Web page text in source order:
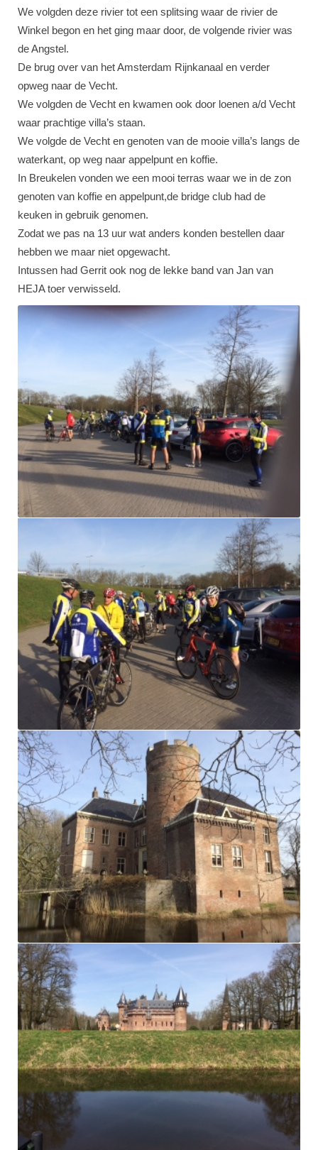
We volgden deze rivier tot een splitsing waar de rivier de
Winkel begon en het ging maar door, de volgende rivier was
de Angstel.
De brug over van het Amsterdam Rijnkanaal en verder
opweg naar de Vecht.
We volgden de Vecht en kwamen ook door loenen a/d Vecht
waar prachtige villa’s staan.
We volgde de Vecht en genoten van de mooie villa’s langs de
waterkant, op weg naar appelpunt en koffie.
In Breukelen vonden we een mooi terras waar we in de zon
genoten van koffie en appelpunt,de bridge club had de
keuken in gebruik genomen.
Zodat we pas na 13 uur wat anders konden bestellen daar
hebben we maar niet opgewacht.
Intussen had Gerrit ook nog de lekke band van Jan van
HEJA toer verwisseld.